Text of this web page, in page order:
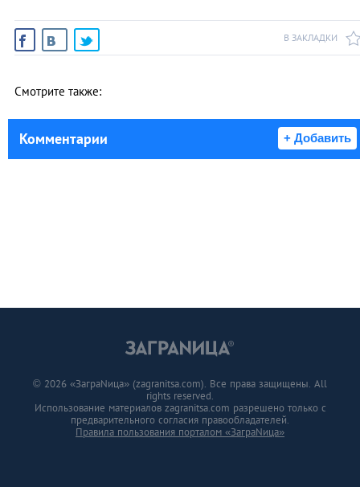
В ЗАКЛАДКИ
Смотрите также:
Комментарии + Добавить
© 2026 «ЗаграNица» (zagranitsa.com). Все права защищены. All
rights reserved.
Использование материалов zagranitsa.com разрешено только с
предварительного согласия правообладателей.
Правила пользования порталом «ЗаграNица»